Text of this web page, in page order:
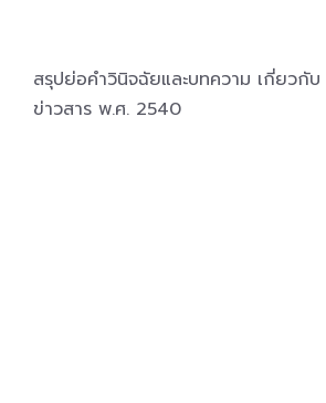
สรุปย่อคำวินิจฉัยและบทความ เกี่ยวกั
ข่าวสาร พ.ศ. 2540